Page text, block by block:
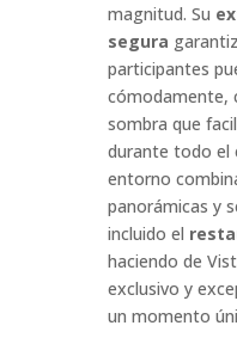
magnitud. Su
segura
participantes
cómodamente,
sombra que
durante todo el
entorno
panorámicas y
incluido el
haciendo de
exclusivo y
un momento